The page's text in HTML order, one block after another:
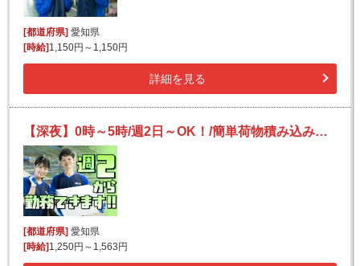
[都道府県]愛知県
[時給]1,150円～1,150円
詳細を見る
【深夜】0時～5時/週2日～OK！/簡単荷物積み込み・荷下ろし/日払い可（規定有）/未経験OK
[都道府県] 愛知県
[時給] 1,250円～1,563円